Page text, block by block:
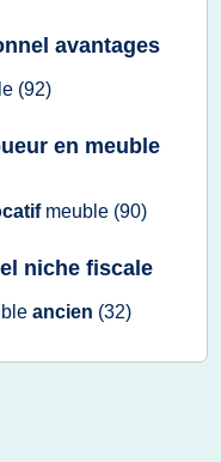
avantages
(92)
en meuble
meuble (90)
niche fiscale
ancien (32)